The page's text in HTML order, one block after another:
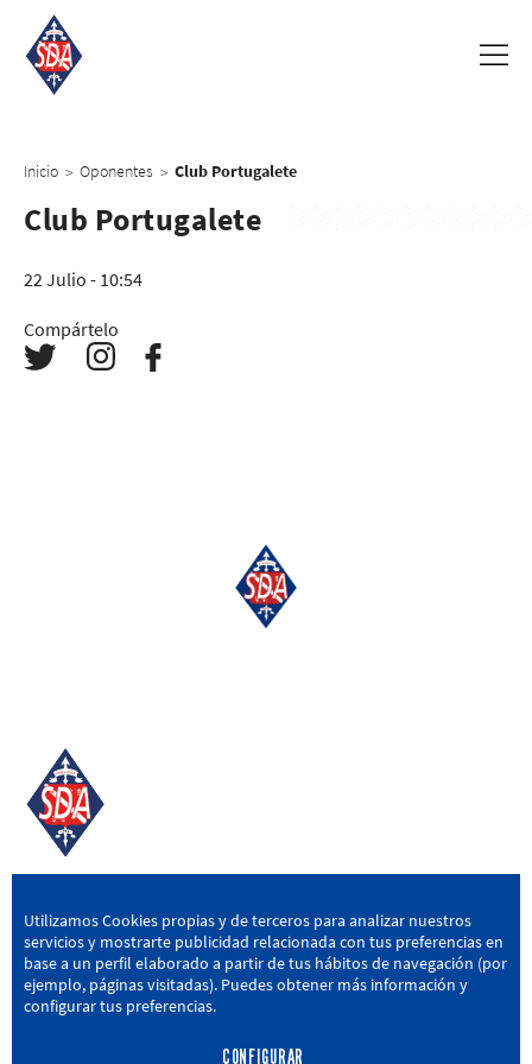
Inicio > Oponentes > Club Portugalete
Club Portugalete
22 Julio - 10:54
Compártelo
SD AMOREBIETA
San Miguel Kalea, 16, 48340 Amorebieta, Bizkaia
946 604 751 | sda@sdamorebieta.eus
Utilizamos Cookies propias y de terceros para analizar nuestros
servicios y mostrarte publicidad relacionada con tus preferencias en
base a un perfil elaborado a partir de tus hábitos de navegación (por
ejemplo, páginas visitadas). Puedes obtener más información y
configurar tus preferencias.
CONFIGURAR